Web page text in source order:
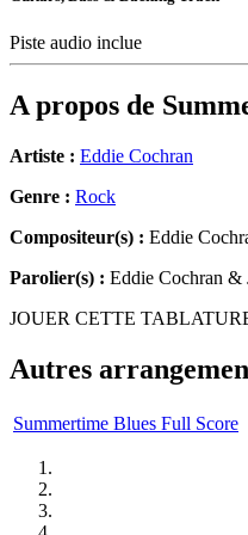
Piste audio inclue
A propos de
Artiste : Eddie Cochran
Genre : Rock
Compositeur(s) : Eddie
Parolier(s) : Eddie Cochran &
JOUER CETTE
Autres
Summertime Blues Full Score